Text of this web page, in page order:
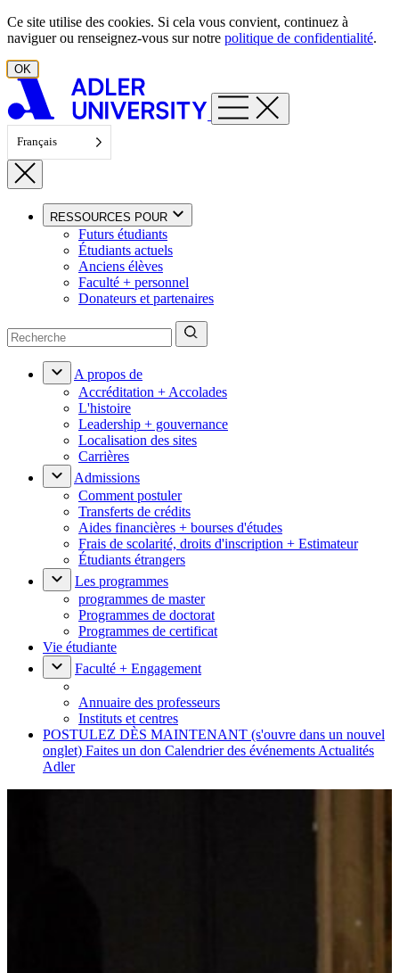
Aller au contenu
Ce site utilise des cookies. Si cela vous convient, continuez à
naviguer ou renseignez-vous sur notre politique de confidentialité.
OK
Français
RESSOURCES POUR
Futurs étudiants
Étudiants actuels
Anciens élèves
Faculté + personnel
Donateurs et partenaires
A propos de
Accréditation + Accolades
L'histoire
Leadership + gouvernance
Localisation des sites
Carrières
Admissions
Comment postuler
Transferts de crédits
Aides financières + bourses d'études
Frais de scolarité, droits d'inscription + Estimateur
Étudiants étrangers
Les programmes
programmes de master
Programmes de doctorat
Programmes de certificat
Vie étudiante
Faculté + Engagement
Annuaire des professeurs
Instituts et centres
POSTULEZ DÈS MAINTENANT (s'ouvre dans un nouvel
onglet) Faites un don Calendrier des événements Actualités
Adler